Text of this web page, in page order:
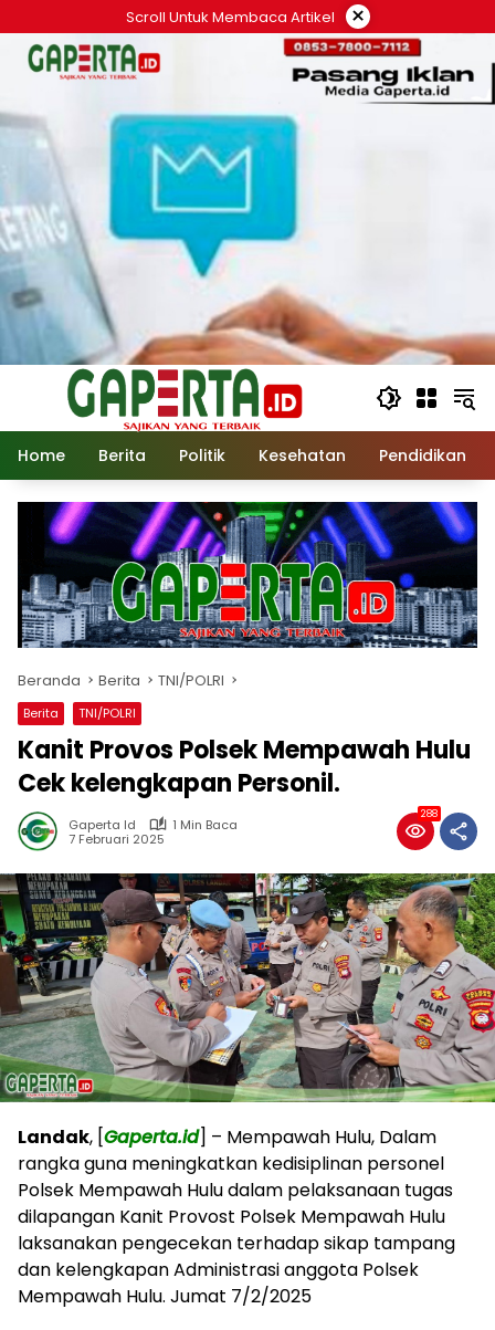
ke
konten
Scroll Untuk Membaca Artikel ×
Home Berita Politik Kesehatan Pendidikan
Beranda Berita TNI/POLRI
Berita TNI/POLRI
Kanit Provos Polsek Mempawah Hulu
Cek kelengkapan Personil.
Gaperta Id
1 Min Baca
7 Februari 2025
288
Landak, [Gaperta.id] – Mempawah Hulu, Dalam
rangka guna meningkatkan kedisiplinan personel
Polsek Mempawah Hulu dalam pelaksanaan tugas
dilapangan Kanit Provost Polsek Mempawah Hulu
laksanakan pengecekan terhadap sikap tampang
dan kelengkapan Administrasi anggota Polsek
Mempawah Hulu. Jumat 7/2/2025